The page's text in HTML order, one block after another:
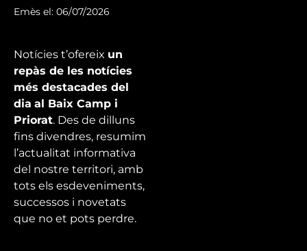
Emès el: 06/07/2026
Notícies t’ofereix un
repàs de les notícies
més destacades del
dia al Baix Camp i
Priorat. Des de dilluns
fins divendres, resumim
l’actualitat informativa
del nostre territori, amb
tots els esdeveniments,
successos i novetats
que no et pots perdre.